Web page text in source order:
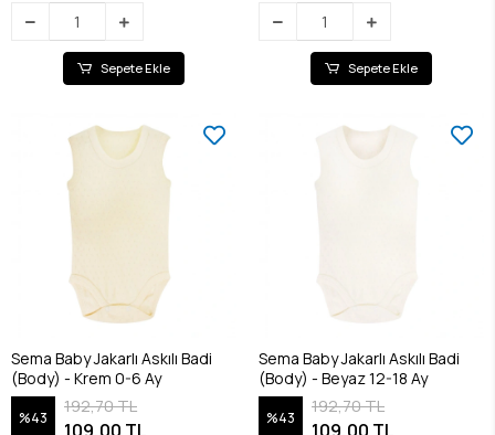
Sepete Ekle Sepete Ekle
Sema Baby Jakarlı Askılı Badi
(Body) - Krem 0-6 Ay
%43
192,70 TL
Sema Baby Jakarlı Askılı Badi
(Body) - Beyaz 12-18 Ay
%43
192,70 TL